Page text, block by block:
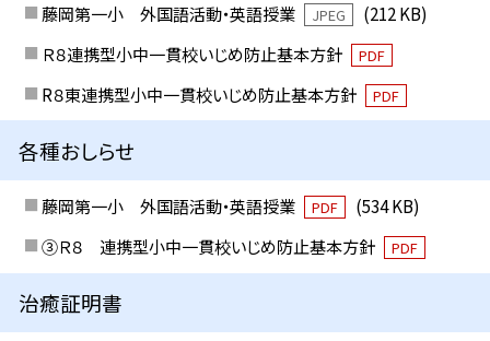
藤岡第一小 外国語活動・英語授業 JPEG
(212 KB)
Ｒ８連携型小中一貫校いじめ防止基本方針
PDF
R８東連携型小中一貫校いじめ防止基本方針 PDF
各種おしらせ
藤岡第一小 外国語活動・英語授業 PDF
(534 KB)
③Ｒ８ 連携型小中一貫校いじめ防止基本方針
PDF
治癒証明書